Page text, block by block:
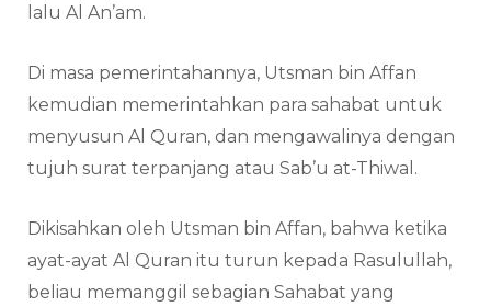
lalu Al An’am.
Di masa pemerintahannya, Utsman bin Affan
kemudian memerintahkan para sahabat untuk
menyusun Al Quran, dan mengawalinya dengan
tujuh surat terpanjang atau Sab’u at-Thiwal.
Dikisahkan oleh Utsman bin Affan, bahwa ketika
ayat-ayat Al Quran itu turun kepada Rasulullah,
beliau memanggil sebagian Sahabat yang